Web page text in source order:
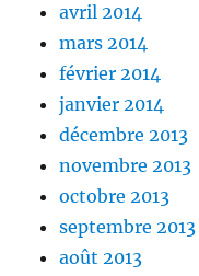
avril 2014
mars 2014
février 2014
janvier 2014
décembre 2013
novembre 2013
octobre 2013
septembre 2013
août 2013